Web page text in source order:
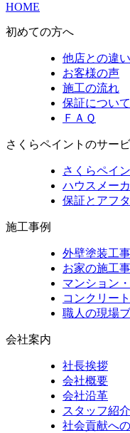
HOME
初めての方へ
他店との違い
お客様の声
施工の流れ
保証について
ＦＡＱ
さくらペイントのサー
さくらペイ
ハウスメー
保証とアフ
施工事例
外壁塗装工
お家の施工
マンション
コンクリー
職人の現場
会社案内
社長挨拶
会社概要
会社沿革
スタッフ紹介
社会貢献へ